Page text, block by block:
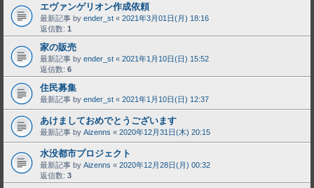
エヴァンゲリオン作成依頼
最新記事 by ender_st « 2021年3月01日(月) 18:16
返信数: 1
家の販売
最新記事 by ender_st « 2021年1月10日(日) 15:52
返信数: 6
住民募集
最新記事 by ender_st « 2021年1月10日(日) 12:37
あけましておめでとうございます
最新記事 by Aizenns « 2020年12月31日(木) 20:15
水没都市プロジェクト
最新記事 by Aizenns « 2020年12月28日(月) 00:32
返信数: 3